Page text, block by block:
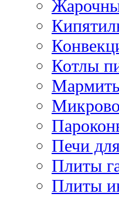
Котлы
Печи
Плиты
Плиты